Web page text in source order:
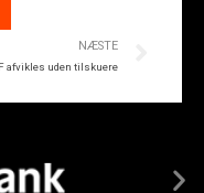
NÆSTE
afvikles uden tilskuere